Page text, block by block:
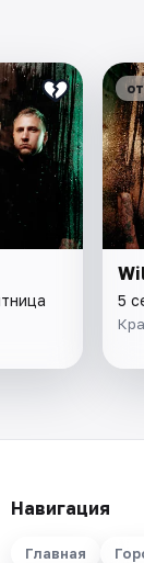
5
Навигация
Главная